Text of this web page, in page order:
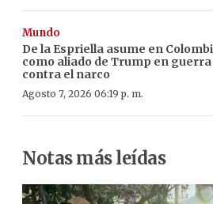
Mundo
De la Espriella asume en
como aliado de Trump en guerra
contra el narco
Agosto 7, 2026 06:19 p. m.
Notas más leídas